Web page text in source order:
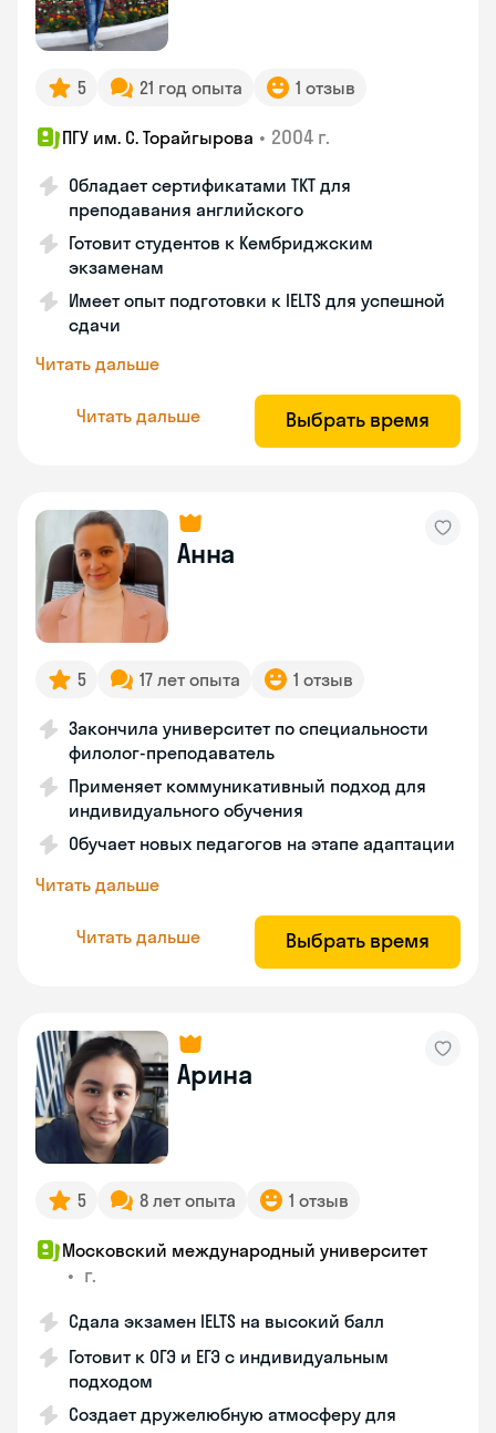
5 21 год опыта 1 отзыв
ПГУ им. С. Торайгырова • 2004 г.
Обладает сертификатами ТКТ для
преподавания английского
Готовит студентов к Кембриджским
экзаменам
Имеет опыт подготовки к IELTS для успешной
сдачи
Читать дальше
Читать дальше Выбрать время
Анна
5 17 лет опыта 1 отзыв
Закончила университет по специальности
филолог-преподаватель
Применяет коммуникативный подход для
индивидуального обучения
Обучает новых педагогов на этапе адаптации
Читать дальше
Читать дальше Выбрать время
Арина
5 8 лет опыта 1 отзыв
Московский международный университет
• г.
Сдала экзамен IELTS на высокий балл
Готовит к ОГЭ и ЕГЭ с индивидуальным
подходом
Создает дружелюбную атмосферу для